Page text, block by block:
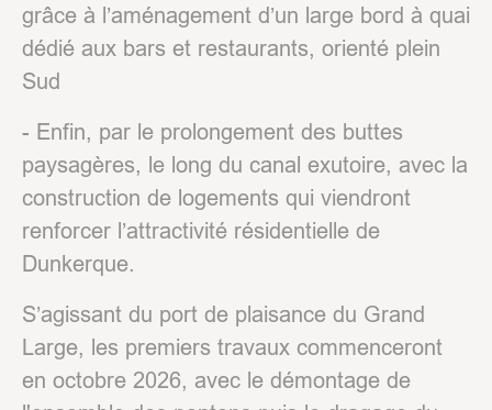
grâce à l’aménagement d’un large bord à quai
dédié aux bars et restaurants, orienté plein
Sud
- Enfin, par le prolongement des buttes
paysagères, le long du canal exutoire, avec la
construction de logements qui viendront
renforcer l’attractivité résidentielle de
Dunkerque.
S’agissant du port de plaisance du Grand
Large, les premiers travaux commenceront
en octobre 2026, avec le démontage de